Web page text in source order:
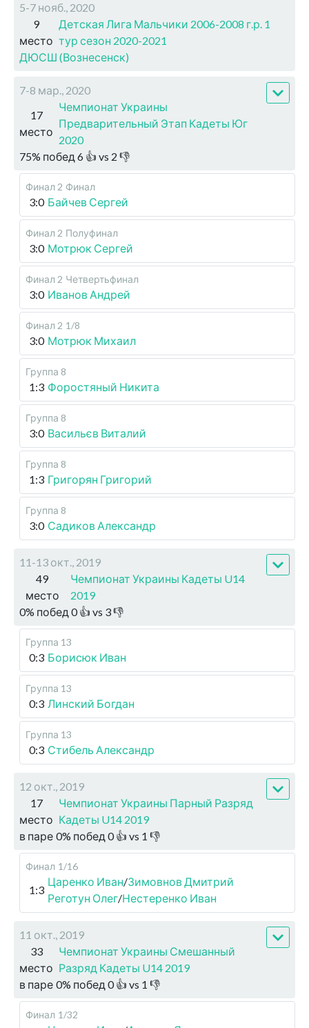
5-7 нояб., 2020
9
место
Детская Лига Мальчики 2006-2008 г.р. 1
тур сезон 2020-2021
ДЮСШ (Вознесенск)
7-8 мар., 2020
17
место
Чемпионат Украины
Предварительный Этап Кадеты Юг
2020
75% побед 6 👍 vs 2 👎
Финал 2 Финал
3:0 Байчев Сергей
Финал 2 Полуфинал
3:0 Мотрюк Сергей
Финал 2 Четвертьфинал
3:0 Иванов Андрей
Финал 2 1/8
3:0 Мотрюк Михаил
Группа 8
1:3 Форостяный Никита
Группа 8
3:0 Васильєв Виталий
Группа 8
1:3 Григорян Григорий
Группа 8
3:0 Садиков Александр
11-13 окт., 2019
49
место
Чемпионат Украины Кадеты U14
2019
0% побед 0👍 vs 3👎
Группа 13
0:3 Борисюк Иван
Группа 13
0:3 Линский Богдан
Группа 13
0:3 Стибель Александр
12 окт., 2019
17
место
Чемпионат Украины Парный Разряд
Кадеты U14 2019
в паре 0% побед 0👍 vs 1 👎
Финал 1/16
1:3
Царенко Иван/Зимовнов Дмитрий
Реготун Олег/Нестеренко Иван
11 окт., 2019
33
место
Чемпионат Украины Смешанный
Разряд Кадеты U14 2019
в паре 0% побед 0👍 vs 1 👎
Финал 1/32